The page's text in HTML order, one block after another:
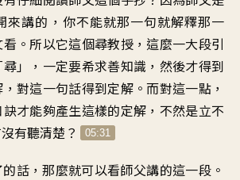
來講的 ， 你不能就那一句就解釋那一
。 所以它這個尋教授 ， 這麼一大段引
尋」， 一定要希求善知識 ， 然後才得到
，對這一句話得到定解 。而對這一點 ，
訣才能夠產生這樣的定解 ， 不然是立不
有聽清楚 ？ 05:31
話，那麼就可以看師父講的這一段 。